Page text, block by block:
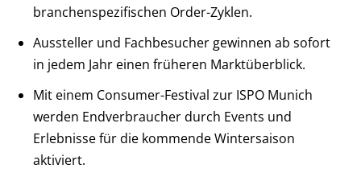
branchenspezifischen Order-Zyklen.
Aussteller und Fachbesucher gewinnen ab sofort
in jedem Jahr einen früheren Marktüberblick.
Mit einem Consumer-Festival zur ISPO Munich
werden Endverbraucher durch Events und
Erlebnisse für die kommende Wintersaison
aktiviert.